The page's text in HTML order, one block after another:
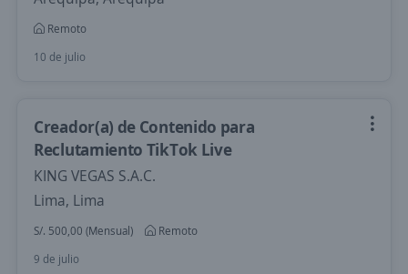
Remoto
10 de julio
Creador(a) de Contenido para
Reclutamiento TikTok Live
KING VEGAS S.A.C.
Lima, Lima
S/. 500,00 (Mensual)
Remoto
9 de julio